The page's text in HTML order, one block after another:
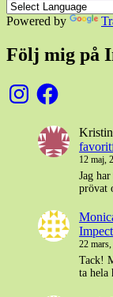
Powered by
Följ mig på
InstagramFacebook
12 maj,
Jag
prövat
22
Tack!
ta hela